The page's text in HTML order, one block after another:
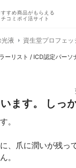
すすめ商品がもらえる
チコミポイ活サイト
光液 資生堂プロフェ
ーリスト / ICD認定パーソ
ます。 しっ
。
、爪に潤いが残っ
。